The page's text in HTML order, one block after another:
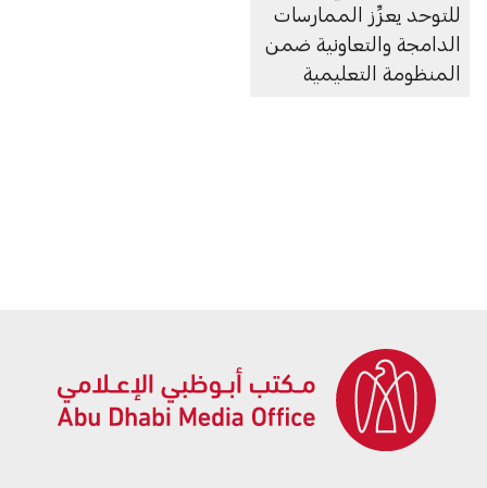
للتوحد يعزِّز الممارسات
الدامجة والتعاونية ضمن
المنظومة التعليمية